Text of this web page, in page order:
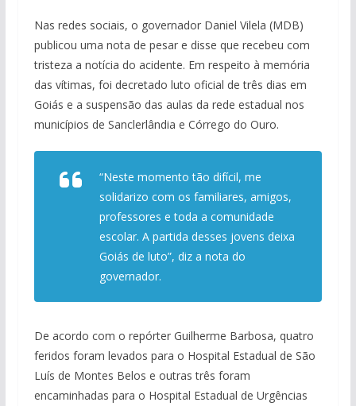
Nas redes sociais, o governador Daniel Vilela (MDB)
publicou uma nota de pesar e disse que recebeu com
tristeza a notícia do acidente. Em respeito à memória
das vítimas, foi decretado luto oficial de três dias em
Goiás e a suspensão das aulas da rede estadual nos
municípios de Sanclerlândia e Córrego do Ouro.
“Neste momento tão difícil, me
solidarizo com os familiares, amigos,
professores e toda a comunidade
escolar. A partida desses jovens deixa
Goiás de luto”, diz a nota do
governador.
De acordo com o repórter Guilherme Barbosa, quatro
feridos foram levados para o Hospital Estadual de São
Luís de Montes Belos e outras três foram
encaminhadas para o Hospital Estadual de Urgências